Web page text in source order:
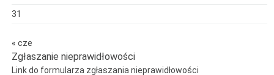
31
« cze
Zgłaszanie nieprawidłowości
Link do formularza zgłaszania nieprawidłowości